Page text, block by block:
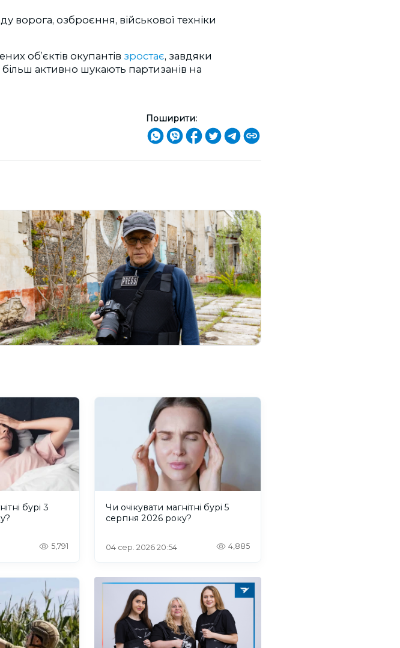
ворога, озброєння, військової техніки
об’єктів окупантів зростає, завдяки
активно шукають партизанів на
Поширити:
бурі 3
5,791
Чи очікувати магнітні бурі 5
серпня 2026 року?
04 сер. 2026 20:54 4,885